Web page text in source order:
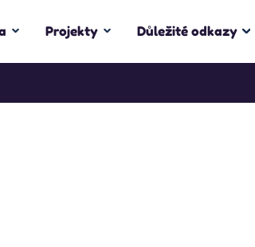
Projekty Důležité odkazy